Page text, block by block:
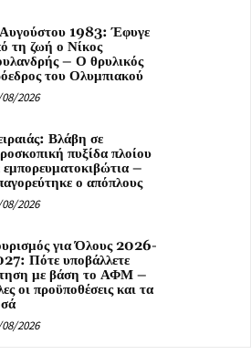
1983: Έφυγε
τη ζωή ο Νίκος
– Ο θρυλικός
του Ολυμπιακού
2026
Βλάβη σε
πυξίδα πλοίου
εμπορευματοκιβώτια –
ο απόπλους
2026
για Όλους 2026-
Πότε υποβάλλετε
με βάση το ΑΦΜ –
οι προϋποθέσεις και τα
2026